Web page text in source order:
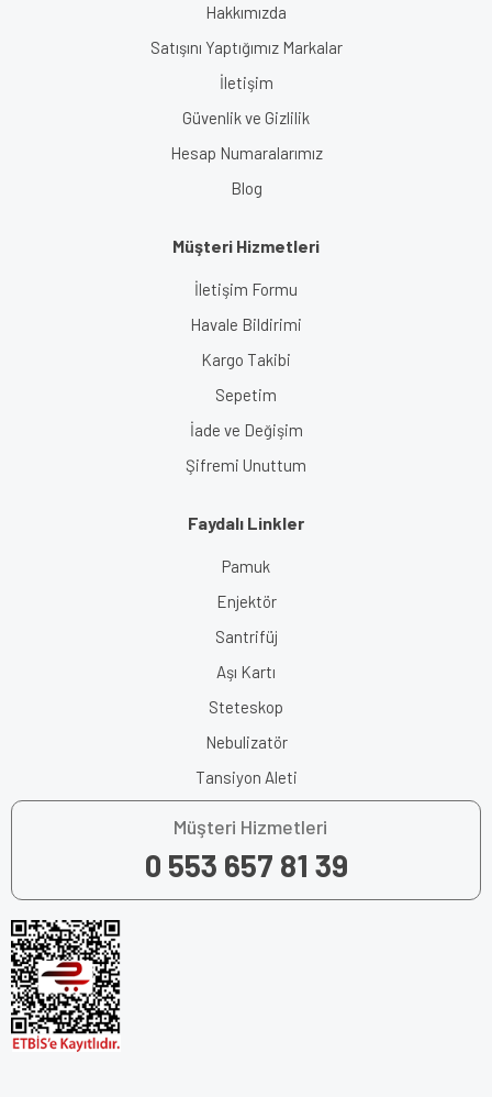
Hakkımızda
Satışını Yaptığımız Markalar
İletişim
Güvenlik ve Gizlilik
Hesap Numaralarımız
Blog
Müşteri Hizmetleri
İletişim Formu
Havale Bildirimi
Kargo Takibi
Sepetim
İade ve Değişim
Şifremi Unuttum
Faydalı Linkler
Pamuk
Enjektör
Santrifüj
Aşı Kartı
Steteskop
Nebulizatör
Tansiyon Aleti
Müşteri Hizmetleri
0 553 657 81 39